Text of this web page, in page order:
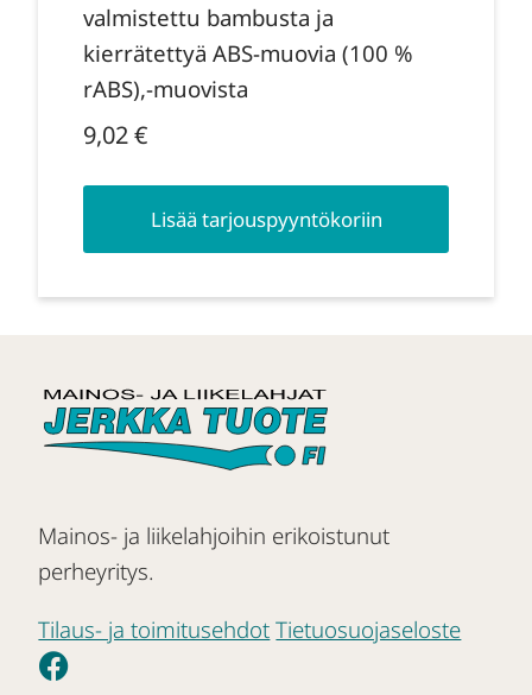
valmistettu bambusta ja
kierrätettyä ABS-muovia (100 %
rABS),-muovista
9,02€
Lisää tarjouspyyntökoriin
Mainos- ja liikelahjoihin erikoistunut
perheyritys.
Tilaus- ja toimitusehdot Tietuosuojaseloste